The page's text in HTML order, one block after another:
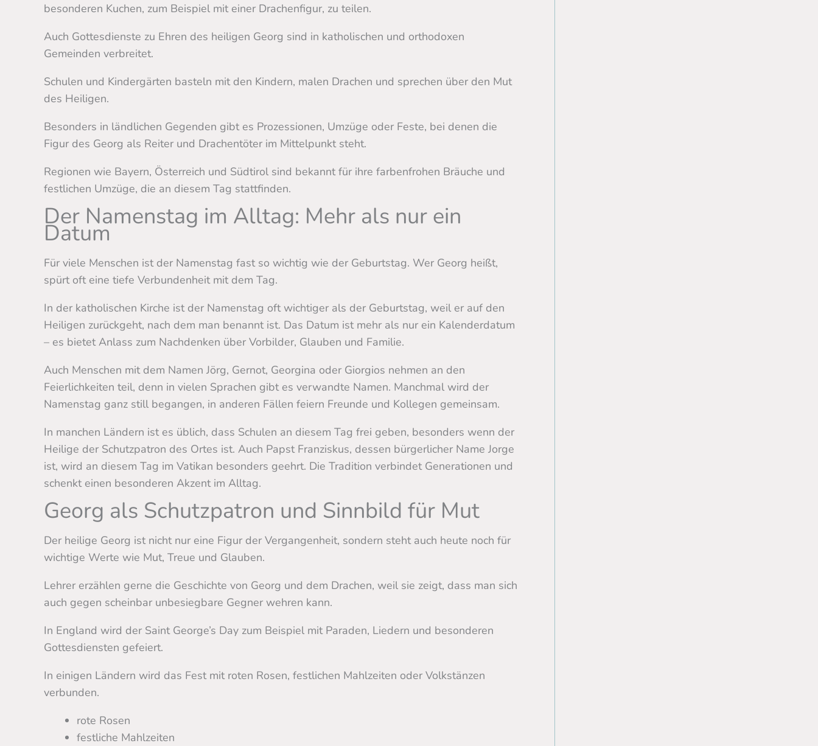
besonderen Kuchen, zum Beispiel mit einer Drachenfigur, zu teilen.
Auch Gottesdienste zu Ehren des heiligen Georg sind in katholischen und orthodoxen
Gemeinden verbreitet.
Schulen und Kindergärten basteln mit den Kindern, malen Drachen und sprechen über den Mut
des Heiligen.
Besonders in ländlichen Gegenden gibt es Prozessionen, Umzüge oder Feste, bei denen die
Figur des Georg als Reiter und Drachentöter im Mittelpunkt steht.
Regionen wie Bayern, Österreich und Südtirol sind bekannt für ihre farbenfrohen Bräuche und
festlichen Umzüge, die an diesem Tag stattfinden.
Der Namenstag im Alltag: Mehr als nur ein
Datum
Für viele Menschen ist der Namenstag fast so wichtig wie der Geburtstag. Wer Georg heißt,
spürt oft eine tiefe Verbundenheit mit dem Tag.
In der katholischen Kirche ist der Namenstag oft wichtiger als der Geburtstag, weil er auf den
Heiligen zurückgeht, nach dem man benannt ist. Das Datum ist mehr als nur ein Kalenderdatum
– es bietet Anlass zum Nachdenken über Vorbilder, Glauben und Familie.
Auch Menschen mit dem Namen Jörg, Gernot, Georgina oder Giorgios nehmen an den
Feierlichkeiten teil, denn in vielen Sprachen gibt es verwandte Namen. Manchmal wird der
Namenstag ganz still begangen, in anderen Fällen feiern Freunde und Kollegen gemeinsam.
In manchen Ländern ist es üblich, dass Schulen an diesem Tag frei geben, besonders wenn der
Heilige der Schutzpatron des Ortes ist. Auch Papst Franziskus, dessen bürgerlicher Name Jorge
ist, wird an diesem Tag im Vatikan besonders geehrt. Die Tradition verbindet Generationen und
schenkt einen besonderen Akzent im Alltag.
Georg als Schutzpatron und Sinnbild für Mut
Der heilige Georg ist nicht nur eine Figur der Vergangenheit, sondern steht auch heute noch für
wichtige Werte wie Mut, Treue und Glauben.
Lehrer erzählen gerne die Geschichte von Georg und dem Drachen, weil sie zeigt, dass man sich
auch gegen scheinbar unbesiegbare Gegner wehren kann.
In England wird der Saint George’s Day zum Beispiel mit Paraden, Liedern und besonderen
Gottesdiensten gefeiert.
In einigen Ländern wird das Fest mit roten Rosen, festlichen Mahlzeiten oder Volkstänzen
verbunden.
rote Rosen
festliche Mahlzeiten